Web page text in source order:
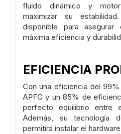
fluido dinámico y
maximizar su
disponible para
máxima eficiencia y
EFICIENCIA
Con una eficiencia del
APFC y un 85% de
perfecto equilibrio entre
Además, su tecnología
permitirá instalar el